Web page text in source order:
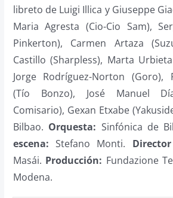
libreto de Luigi Illica y Giuseppe
Maria Agresta (Cio-Cio Sam),
Pinkerton), Carmen Artaza
Castillo (Sharpless), Marta
Jorge Rodríguez-Norton (Goro),
(Tío Bonzo), José Manuel
Comisario), Gexan Etxabe
Bilbao. Orquesta: Sinfónica de
escena: Stefano Monti.
Masái. Producción: Fundazione
Modena.